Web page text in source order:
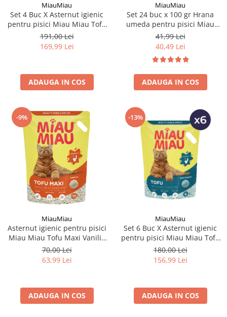
MiauMiau
Set 4 Buc X Asternut igienic
pentru pisici Miau Miau Tofu
Fresh 10L
191,00 Lei
169,99 Lei
ADAUGA IN COS
MiauMiau
Set 24 buc x 100 gr Hrana
umeda pentru pisici Miau
Miau cu pui & ficat in sos
41,99 Lei
40,49 Lei
ADAUGA IN COS
-9%
MiauMiau
Asternut igienic pentru pisici
Miau Miau Tofu Maxi Vanilie
15L
70,00 Lei
63,99 Lei
ADAUGA IN COS
-13%
MiauMiau
Set 6 Buc X Asternut igienic
pentru pisici Miau Miau Tofu
Baby Powder 6L
180,00 Lei
156,99 Lei
ADAUGA IN COS